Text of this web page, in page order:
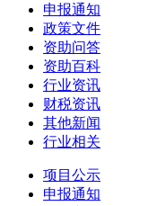
申报通知
政策文件
资助问答
资助百科
行业资讯
财税资讯
其他新闻
行业相关
项目公示
申报通知